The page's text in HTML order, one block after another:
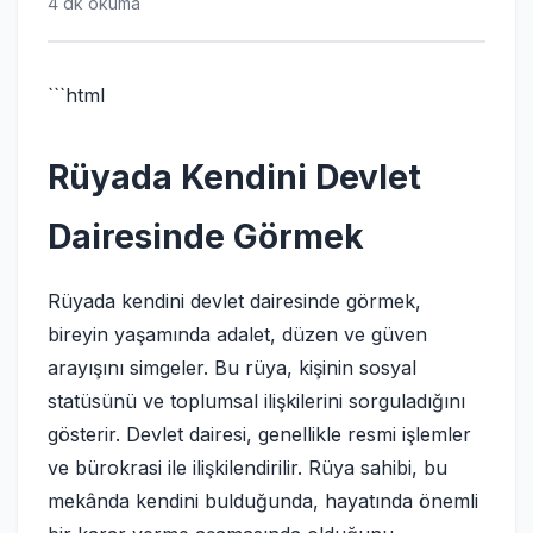
```html
Rüyada Kendini Devlet
Dairesinde Görmek
Rüyada kendini devlet dairesinde görmek,
bireyin yaşamında adalet, düzen ve güven
arayışını simgeler. Bu rüya, kişinin sosyal
statüsünü ve toplumsal ilişkilerini sorguladığını
gösterir. Devlet dairesi, genellikle resmi işlemler
ve bürokrasi ile ilişkilendirilir. Rüya sahibi, bu
mekânda kendini bulduğunda, hayatında önemli